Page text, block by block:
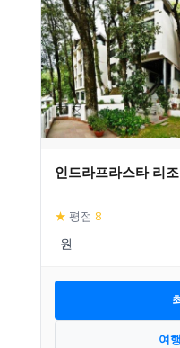
인드라프라스타 리
★ 평점 8
여